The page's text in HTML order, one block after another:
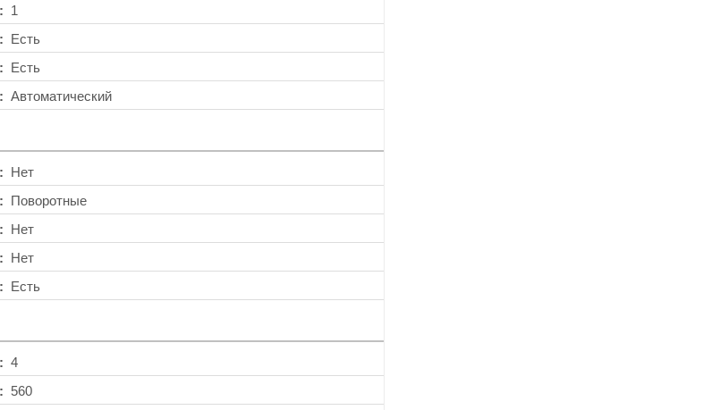
1
Есть
Есть
Автоматический
Нет
Поворотные
Нет
Нет
Есть
4
560